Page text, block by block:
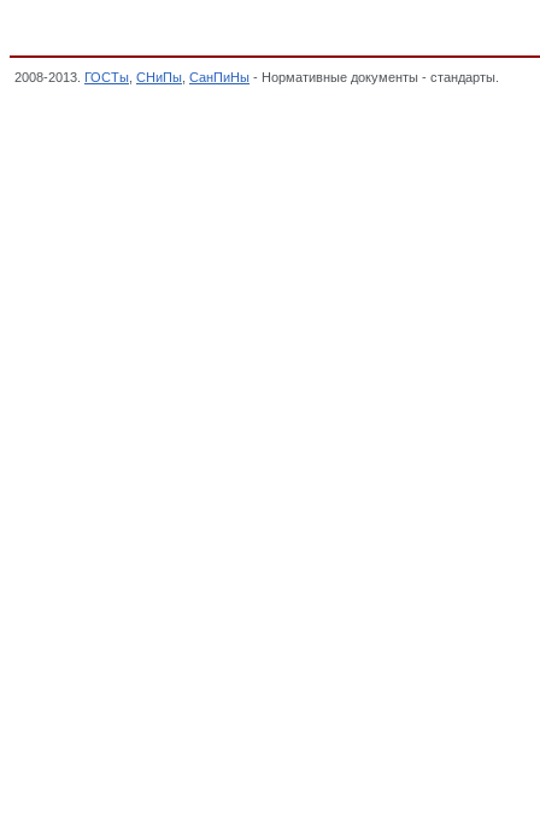
2008-2013. ГОСТы СНиПы СанПиНы - Нормативные документы - стандарты.